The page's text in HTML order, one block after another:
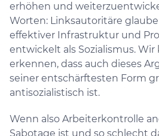
erhöhen und
Worten: Linksautoritäre
effektiver Infrastruktur und
entwickelt als Sozialismus. Wir
erkennen, dass auch dieses
seiner entschärftesten Form
antisozialistisch ist.
Wenn also Arbeiterkontrolle
Sabotage ist und so schlecht